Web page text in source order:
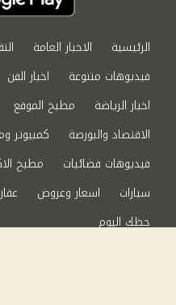
الرئيسية الاخبار العامة
فيديوهات متنوعة
اخبار الفن
اخبار الرياضة
مطبخ الموقع
الاقتصاد والبورصة
كمبيوتر
فيديوهات فضائيات
مطبخ
سيارات
اسعار وعروض
حظك اليوم